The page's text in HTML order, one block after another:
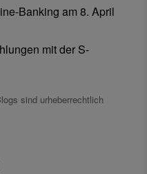
Banking am 8. April
mit der S-
sind urheberrechtlich